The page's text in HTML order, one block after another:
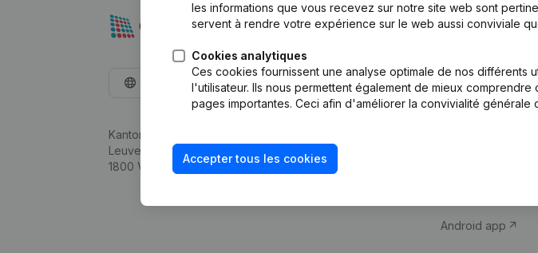
les informations que vous recevez sur notre site web sont
servent à rendre votre expérience sur le web aussi conviviale
Cookies analytiques
Ces cookies fournissent une analyse optimale de nos différents
l'utilisateur. Ils nous permettent également de mieux
pages importantes. Ceci afin d'améliorer la convivialité générale
Accepter tous les cookies
Français
Kantorenpark Everest
Leuvensesteenweg 248D,
1800 Vilvoorde
Produit
d’entreprise
Monitoring
Android app